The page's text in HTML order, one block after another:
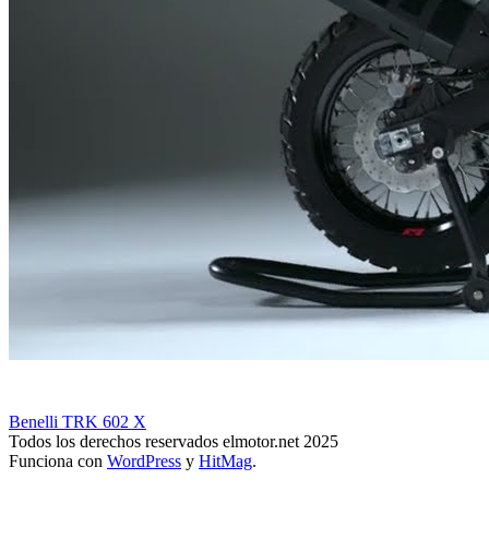
Benelli TRK 602 X
Todos los derechos reservados elmotor.net 2025
Funciona con WordPress y HitMag.